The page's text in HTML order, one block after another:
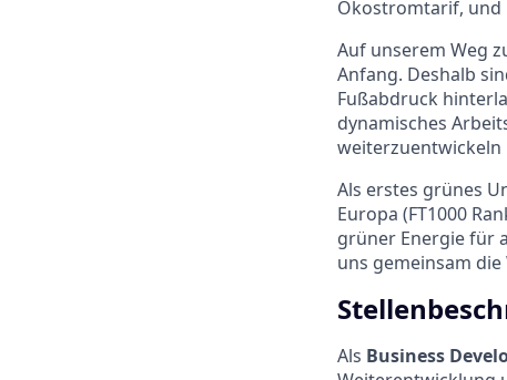
Ökostromtarif, und
Auf unserem Weg
Anfang. Deshalb
Fußabdruck
dynamisches
weiterzuentwickeln
Als erstes grünes
Europa (FT1000
grüner Energie für
uns gemeinsam die
Als Business